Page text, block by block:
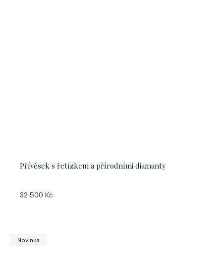
Přívěsek s řetízkem a přírodními diamanty
32 500 Kč
Novinka